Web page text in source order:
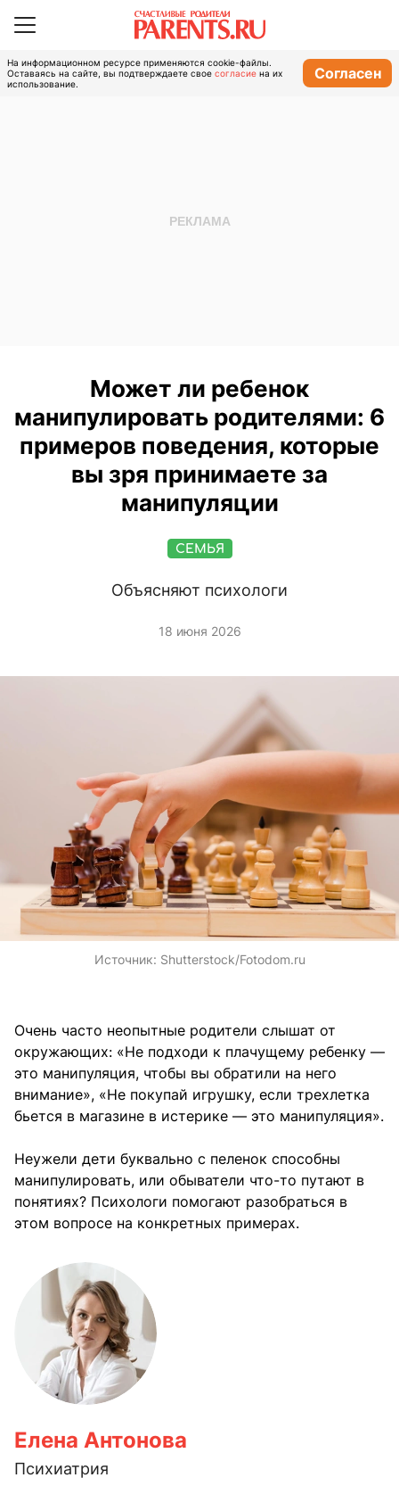
На информационном ресурсе применяются cookie-файлы.
Оставаясь на сайте, вы подтверждаете свое согласие на их
использование.
Согласен
Может ли ребенок
манипулировать родителями: 6
примеров поведения, которые
вы зря принимаете за
манипуляции
СЕМЬЯ
Объясняют психологи
18 июня 2026
Источник: Shutterstock/Fotodom.ru
Очень часто неопытные родители слышат от
окружающих: «Не подходи к плачущему ребенку —
это манипуляция, чтобы вы обратили на него
внимание», «Не покупай игрушку, если трехлетка
бьется в магазине в истерике — это манипуляция».
Неужели дети буквально с пеленок способны
манипулировать, или обыватели что-то путают в
понятиях? Психологи помогают разобраться в
этом вопросе на конкретных примерах.
Елена Антонова
Психиатрия